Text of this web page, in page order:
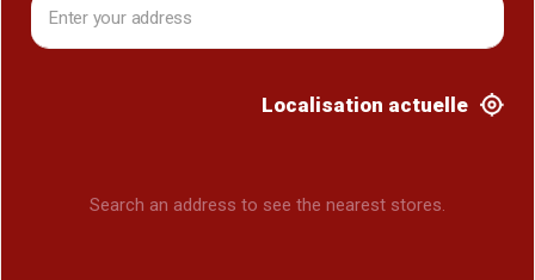
Localisation actuelle
Search an address to see the nearest stores.